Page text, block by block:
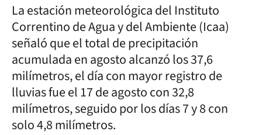
La estación meteorológica del Instituto
Correntino de Agua y del Ambiente (Icaa)
señaló que el total de precipitación
acumulada en agosto alcanzó los 37,6
milímetros, el día con mayor registro de
lluvias fue el 17 de agosto con 32,8
milímetros, seguido por los días 7 y 8 con
solo 4,8 milímetros.